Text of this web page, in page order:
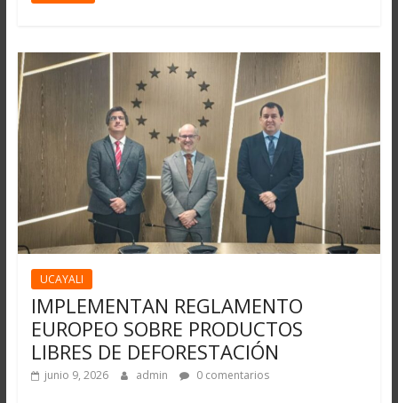
UCAYALI
IMPLEMENTAN REGLAMENTO
EUROPEO SOBRE PRODUCTOS
LIBRES DE DEFORESTACIÓN
junio 9, 2026 admin 0 comentarios